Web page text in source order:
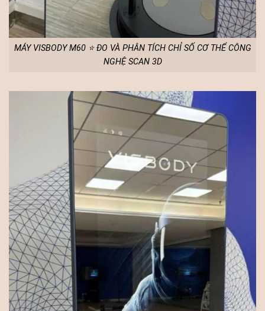
MÁY VISBODY M60 ⭐ ĐO VÀ PHÂN TÍCH CHỈ SỐ CƠ THỂ CÔNG
NGHỆ SCAN 3D